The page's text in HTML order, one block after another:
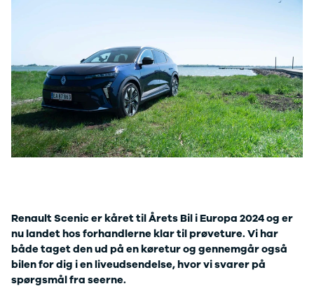
EX90
Modeller
Anmeldelser
Privatleasing
Tilbud
ES90
Modeller
XC90
Modeller
Anmeldelser
Privatleasing
Tilbud
Dieselbil
Hybrid
SUV
Stationcar
Lille bil
Varebiler
7 personers
biler
Se alle
elbiler
Volvo
Renault
Elbil med
Bilplejepakker
Værksted
Om
Book
værkstedstid
Autoriserede
fordele
abonnement
Skift til
sommerdæk
Guide til dæk
Renault Scenic er kåret til Årets Bil i Europa 2024 og er
nu landet hos forhandlerne klar til prøveture. Vi har
både taget den ud på en køretur og gennemgår også
bilen for dig i en liveudsendelse, hvor vi svarer på
spørgsmål fra seerne.